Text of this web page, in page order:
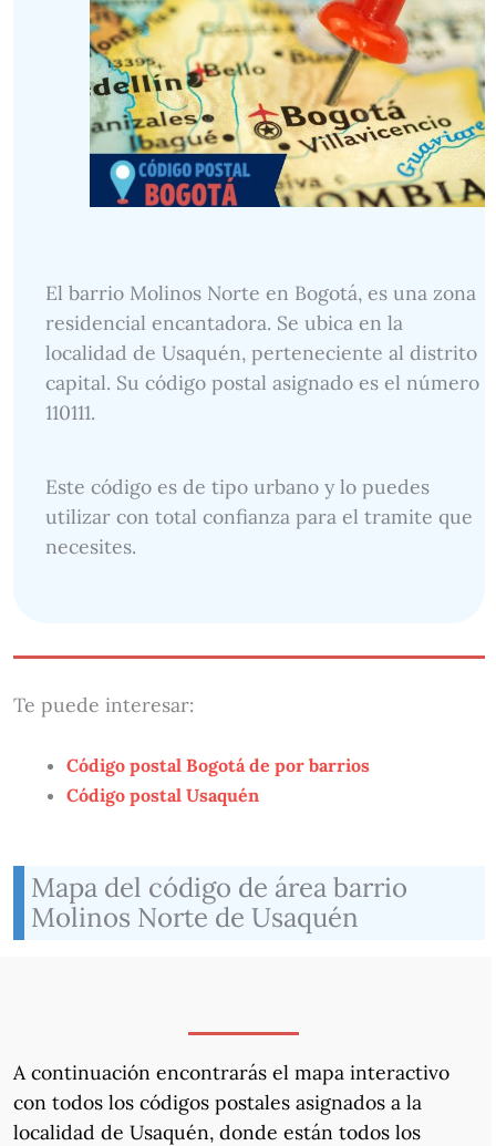
El barrio Molinos Norte en Bogotá, es una zona
residencial encantadora. Se ubica en la
localidad de Usaquén, perteneciente al distrito
capital. Su código postal asignado es el número
110111.
Este código es de tipo urbano y lo puedes
utilizar con total confianza para el tramite que
necesites.
Te puede interesar:
Código postal Bogotá de por barrios
Código postal Usaquén
Mapa del código de área barrio
Molinos Norte de Usaquén
A continuación encontrarás el mapa interactivo
con todos los códigos postales asignados a la
localidad de Usaquén, donde están todos los